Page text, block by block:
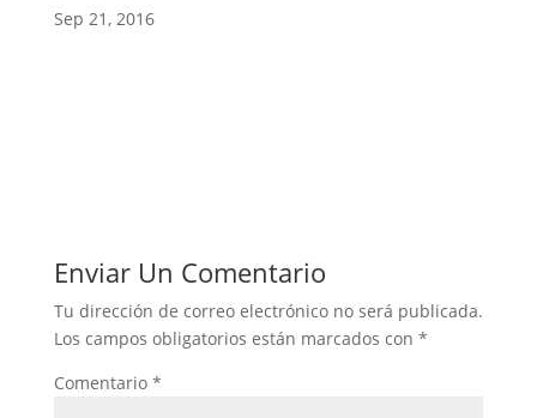
Sep 21, 2016
Enviar Un Comentario
Tu dirección de correo electrónico no será publicada.
Los campos obligatorios están marcados con *
Comentario *